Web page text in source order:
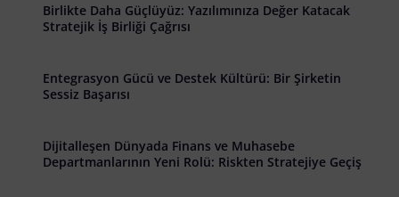
Birlikte Daha Güçlüyüz: Yazılımınıza Değer Katacak
Stratejik İş Birliği Çağrısı
Entegrasyon Gücü ve Destek Kültürü: Bir Şirketin
Sessiz Başarısı
Dijitalleşen Dünyada Finans ve Muhasebe
Departmanlarının Yeni Rolü: Riskten Stratejiye Geçiş